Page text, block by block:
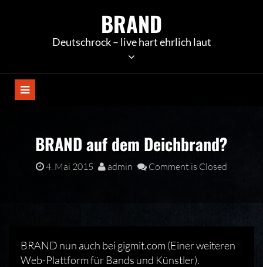
BRAND
Deutschrock – live hart ehrlich laut
BRAND auf dem Deichbrand?
4. Mai 2015 admin Comment is Closed
BRAND nun auch bei gigmit.com (Einer weiteren
Web-Plattform für Bands und Künstler).